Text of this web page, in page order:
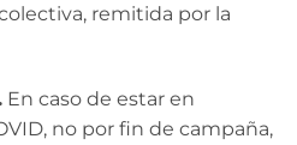
remitida por la
En caso de estar en
no por fin de campaña,